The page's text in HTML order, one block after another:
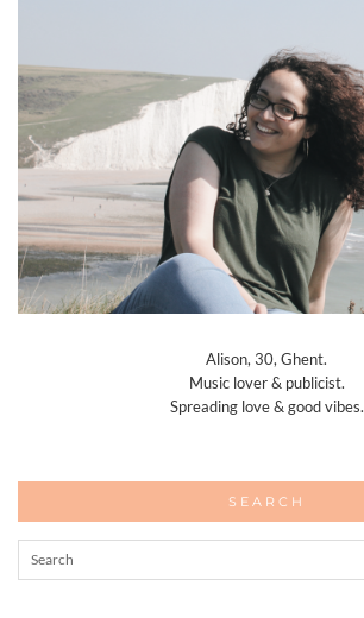
Alison, 30, Ghent.
Music lover & publicist.
Spreading love & good vibes.
SEARCH